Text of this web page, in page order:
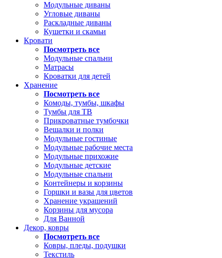
Модульные диваны
Угловые диваны
Раскладные диваны
Кушетки и скамьи
Кровати
Посмотреть все
Модульные спальни
Матрасы
Кроватки для детей
Хранение
Посмотреть все
Комоды, тумбы, шкафы
Тумбы для ТВ
Прикроватные тумбочки
Вешалки и полки
Модульные гостиные
Модульные рабочие места
Модульные прихожие
Модульные детские
Модульные спальни
Контейнеры и корзины
Горшки и вазы для цветов
Хранение украшений
Корзины для мусора
Для Ванной
Декор, ковры
Посмотреть все
Ковры, пледы, подушки
Текстиль